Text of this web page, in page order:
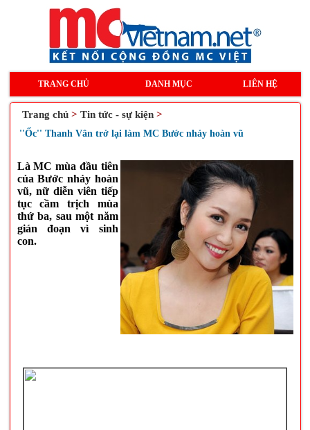
TRANG CHỦ DANH MỤC LIÊN HỆ
Trang chủ > Tin tức - sự kiện>
''Ốc'' Thanh Vân trở lại làm MC Bước nhảy hoàn vũ
Là MC mùa đầu tiên
của Bước nhảy hoàn
vũ, nữ diễn viên tiếp
tục cầm trịch mùa
thứ ba, sau một năm
gián đoạn vì sinh
con.